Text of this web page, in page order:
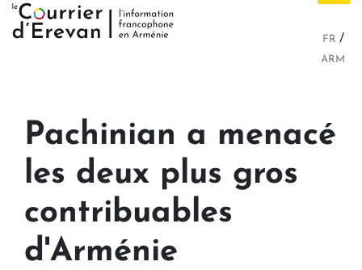
FR
ARM
Pachinian a menacé
les deux plus gros
contribuables
d'Arménie